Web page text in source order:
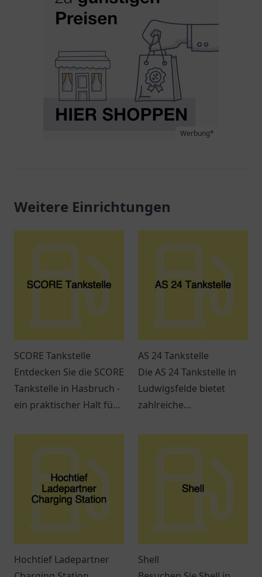
Werbung*
Weitere Einrichtungen
SCORE Tankstelle
Entdecken Sie die SCORE
Tankstelle in Hasbruch -
ein praktischer Halt für
freundlichen Service.
AS 24 Tankstelle
Die AS 24 Tankstelle in
Ludwigsfelde bietet
zahlreiche
leicht erreichbar. Perfekt
Hochtief Ladepartner
Shell